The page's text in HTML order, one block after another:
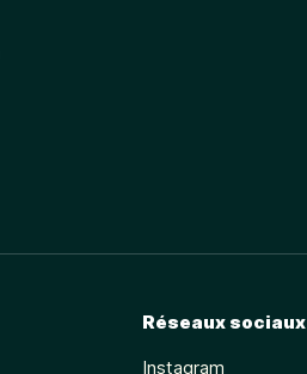
Réseaux sociaux
Instagram